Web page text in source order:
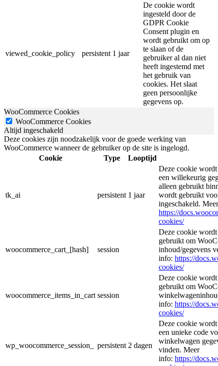
viewed_cookie_policy persistent 1 jaar
De cookie wordt
ingesteld door de
GDPR Cookie
Consent plugin en
wordt gebruikt om op
te slaan of de
gebruiker al dan niet
heeft ingestemd met
het gebruik van
cookies. Het slaat
geen persoonlijke
gegevens op.
WooCommerce Cookies
WooCommerce Cookies
Altijd ingeschakeld
Deze cookies zijn noodzakelijk voor de goede werking van
WooCommerce wanneer de gebruiker op de site is ingelogd.
Cookie
Type Looptijd
tk_ai persistent 1 jaar
Deze cookie
een willekeurig
alleen gebruikt
wordt gebruikt
ingeschakeld.
https://
cookies/
woocommerce_cart_[hash] session
Deze cookie
gebruikt om
inhoud/gegevens
info: https://
cookies/
woocommerce_items_in_cart session
Deze cookie
gebruikt om
info: https://
cookies/
wp_woocommerce_session_ persistent 2 dagen
Deze cookie
een unieke code
winkelwagen
vinden. Meer
info: https://